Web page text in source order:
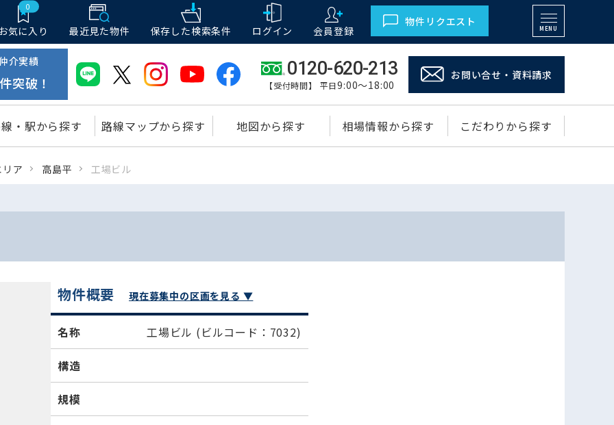
0
気に入り 最近見た物件 保存した検索条件 ログイン 会員登録
物件リクエスト
MENU
介実績
件突破！
0120-620-213
【受付時間】 平日9:00～18:00
お問い合せ・資料請求
・駅から探す 路線マップから探す 地図から探す 相場情報から探す こだわりから探す
ア 高島平 工場ビル
物件概要 現在募集中の区画を見る ▼
名称 工場ビル (ビルコード：7032)
構造
規模